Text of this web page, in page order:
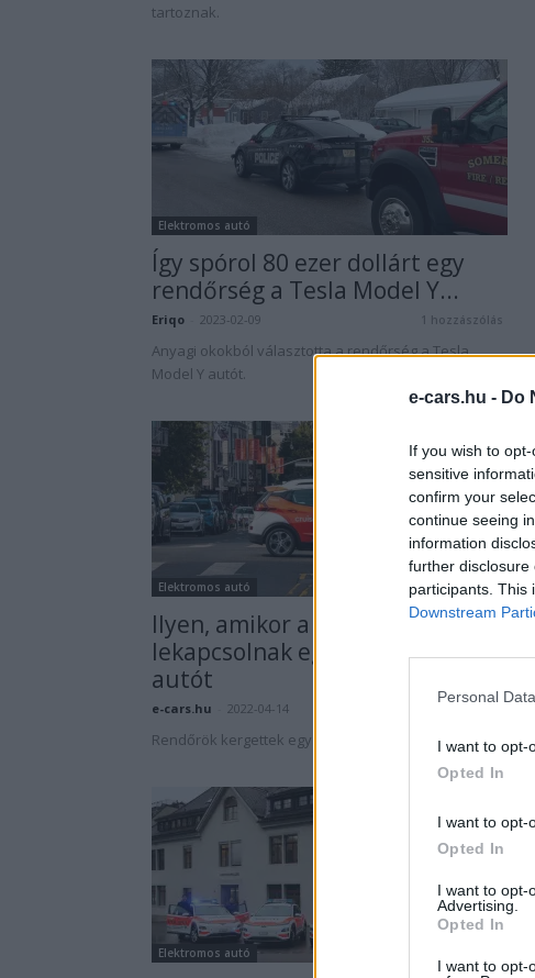
e-cars.hu - Do
If you wish to
sensitive
confirm your
continue seeing
information
further disclosure
participants. This
Downstream
Personal
I want to opt-
Opted In
I want to opt-
Opted In
I want to opt-
Advertising.
Opted In
I want to opt-
tartoznak.
Elektromos autó
Így spórol 80 ezer dollárt egy
rendőrség a Tesla Model Y...
Eriqo 2023-02-09 1 hozzászólás
Anyagi okokból választotta a rendőrség a Tesla
Model Y autót.
Elektromos autó
Ilyen, amikor a rendőrök
lekapcsolnak egy önvezető
autót
e-cars.hu 2022-04-14
Rendőrök kergettek egy sofőr nélküli önvezető autót
Elektromos autó